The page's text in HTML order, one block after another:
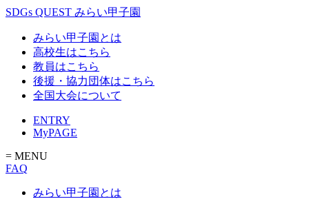
SDGs QUEST みらい甲子園
みらい甲子園とは
高校生はこちら
教員はこちら
後援・協力団体はこちら
全国大会について
ENTRY
MyPAGE
= MENU
FAQ
みらい甲子園とは